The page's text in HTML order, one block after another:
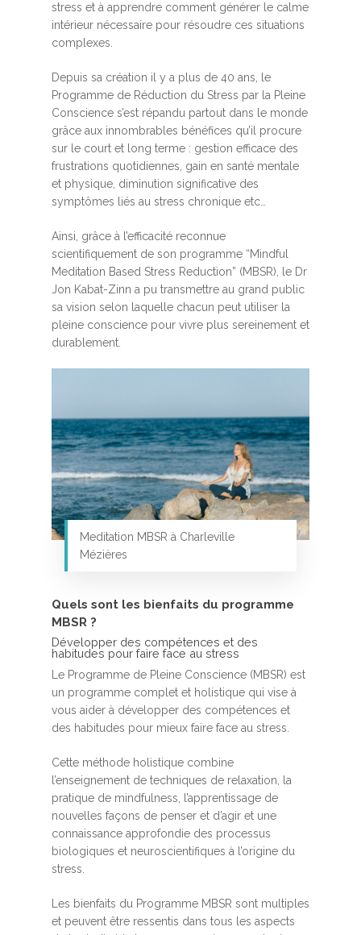
stress et à apprendre comment générer le calme
intérieur nécessaire pour résoudre ces situations
complexes.
Depuis sa création il y a plus de 40 ans, le
Programme de Réduction du Stress par la Pleine
Conscience s’est répandu partout dans le monde
grâce aux innombrables bénéfices qu’il procure
sur le court et long terme : gestion efficace des
frustrations quotidiennes, gain en santé mentale
et physique, diminution significative des
symptômes liés au stress chronique etc…
Ainsi, grâce à l’efficacité reconnue
scientifiquement de son programme “Mindful
Meditation Based Stress Reduction” (MBSR), le Dr
Jon Kabat-Zinn a pu transmettre au grand public
sa vision selon laquelle chacun peut utiliser la
pleine conscience pour vivre plus sereinement et
durablement.
Meditation MBSR à Charleville
Mézières
Quels sont les bienfaits du programme
MBSR ?
Développer des compétences et des
habitudes pour faire face au stress
Le Programme de Pleine Conscience (MBSR) est
un programme complet et holistique qui vise à
vous aider à développer des compétences et
des habitudes pour mieux faire face au stress.
Cette méthode holistique combine
l’enseignement de techniques de relaxation, la
pratique de mindfulness, l’apprentissage de
nouvelles façons de penser et d’agir et une
connaissance approfondie des processus
biologiques et neuroscientifiques à l’origine du
stress.
Les bienfaits du Programme MBSR sont multiples
et peuvent être ressentis dans tous les aspects